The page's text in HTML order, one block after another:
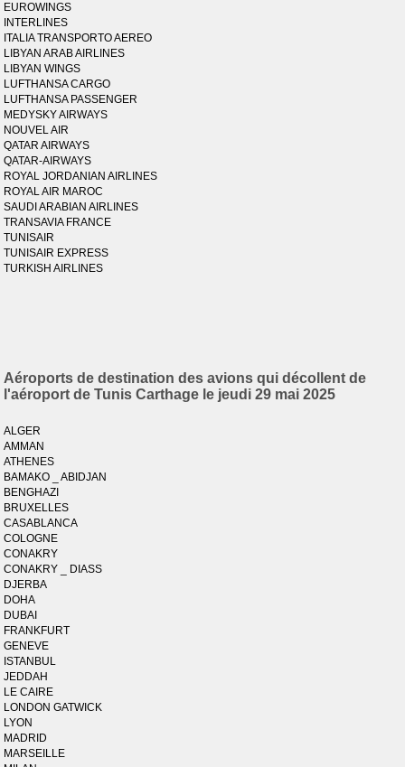
EUROWINGS
INTERLINES
ITALIA TRANSPORTO AEREO
LIBYAN ARAB AIRLINES
LIBYAN WINGS
LUFTHANSA CARGO
LUFTHANSA PASSENGER
MEDYSKY AIRWAYS
NOUVEL AIR
QATAR AIRWAYS
QATAR-AIRWAYS
ROYAL JORDANIAN AIRLINES
ROYAL AIR MAROC
SAUDI ARABIAN AIRLINES
TRANSAVIA FRANCE
TUNISAIR
TUNISAIR EXPRESS
TURKISH AIRLINES
Aéroports de destination des avions qui décollent de
l'aéroport de Tunis Carthage le jeudi 29 mai 2025
ALGER
AMMAN
ATHENES
BAMAKO _ ABIDJAN
BENGHAZI
BRUXELLES
CASABLANCA
COLOGNE
CONAKRY
CONAKRY _ DIASS
DJERBA
DOHA
DUBAI
FRANKFURT
GENEVE
ISTANBUL
JEDDAH
LE CAIRE
LONDON GATWICK
LYON
MADRID
MARSEILLE